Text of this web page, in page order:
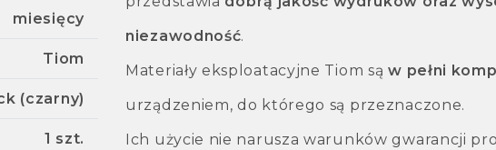
miesięcy
Tiom
(czarny)
1 szt.
niezawodność.
Materiały eksploatacyjne Tiom sąw pełni
urządzeniem, do którego są przeznaczone.
Ich użycie nie narusza warunków gwarancji